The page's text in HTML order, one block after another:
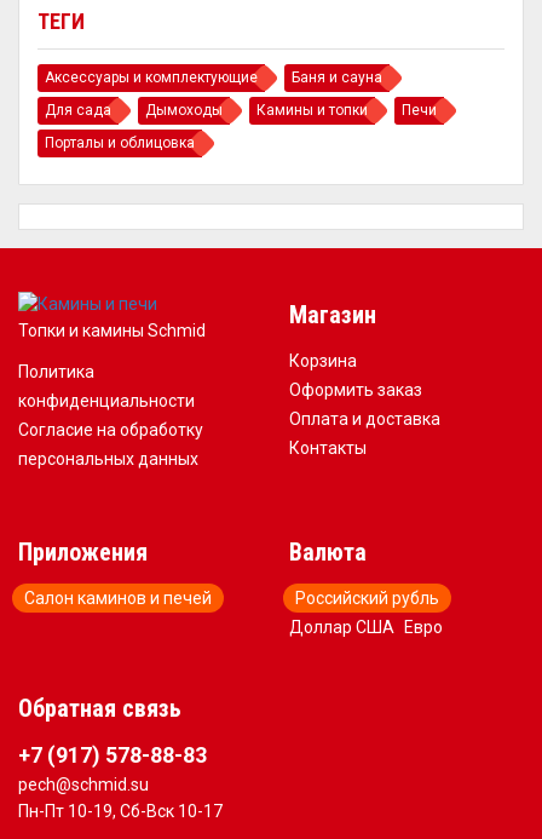
ТЕГИ
Аксессуары и комплектующие
Баня и сауна
Для сада
Дымоходы Камины и топки
Печи
Порталы и облицовка
Топки и камины Schmid
Политика
конфиденциальности
Согласие на обработку
персональных данных
Магазин
Корзина
Оформить заказ
Оплата и доставка
Контакты
Приложения
Салон каминов и печей
Валюта
Российский рубль
Доллар США
Евро
Обратная связь
+7 (917) 578-88-83
pech@schmid.su
Пн-Пт 10-19, Сб-Вск 10-17